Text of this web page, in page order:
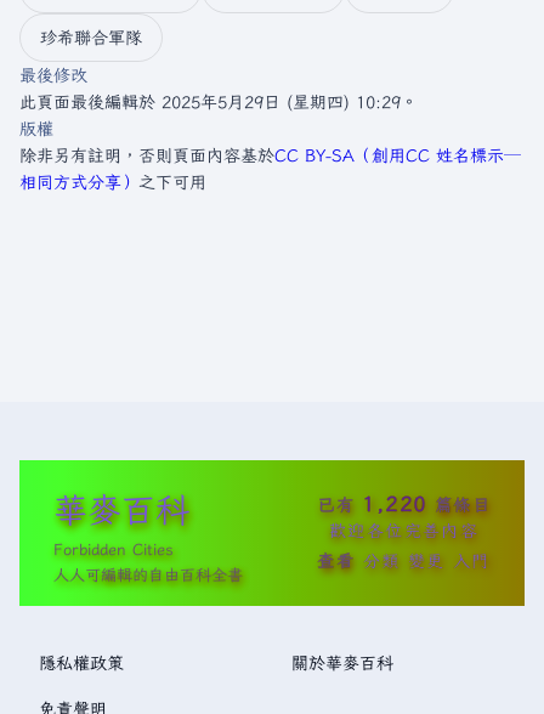
珍希聯合軍隊
最後修改
此頁面最後編輯於 2025年5月29日 (星期四) 10:29。
版權
除非另有註明，否則頁面內容基於CC BY-SA（創用CC 姓名標示─
相同方式分享） 之下可用
華麥百科
Forbidden Cities
人人可編輯的自由百科全書
已有 1,220 篇條目
歡迎各位完善內容
查看 分類 變更 入門
隱私權政策 關於華麥百科
免責聲明